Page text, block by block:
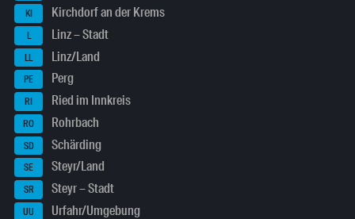
KI Kirchdorf an der Krems
L Linz – Stadt
LL Linz/Land
PE Perg
RI Ried im Innkreis
RO Rohrbach
SD Schärding
SE Steyr/Land
SR Steyr – Stadt
UU Urfahr/Umgebung